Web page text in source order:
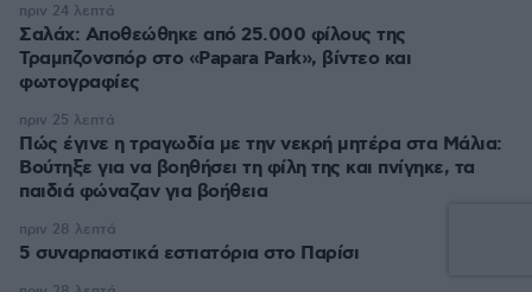
Σαλάχ: Αποθεώθηκε από 25.000 φίλους της
Τραμπζονσπόρ στο «Papara Park», βίντεο και
φωτογραφίες
πριν 24 λεπτά
Πώς έγινε η τραγωδία με την νεκρή μητέρα στα Μάλια:
Βούτηξε για να βοηθήσει τη φίλη της και πνίγηκε, τα
παιδιά φώναζαν για βοήθεια
πριν 25 λεπτά
5 συναρπαστικά εστιατόρια στο Παρίσι
πριν 28 λεπτά